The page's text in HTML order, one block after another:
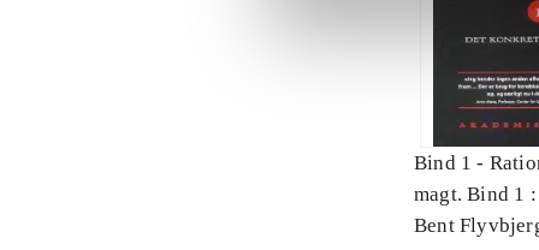
Bind 1 -
magt. Bind 1
videnskab
Bent